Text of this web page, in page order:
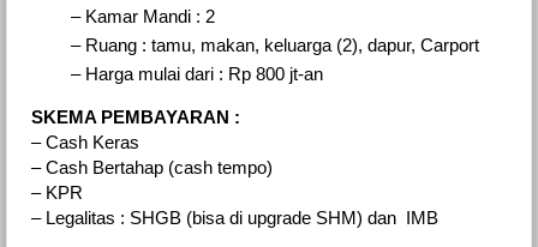
– Kamar Mandi : 2
– Ruang : tamu, makan, keluarga (2), dapur, Carport
– Harga mulai dari : Rp 800 jt-an
SKEMA PEMBAYARAN :
– Cash Keras
– Cash Bertahap (cash tempo)
– KPR
– Legalitas : SHGB (bisa di upgrade SHM) dan IMB